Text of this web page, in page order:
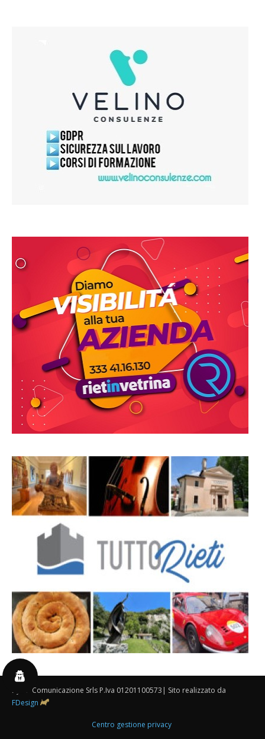
By 3P Comunicazione Srls P.Iva 01201100573| Sito realizzato da
FDesign
Centro gestione privacy